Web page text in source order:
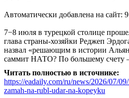
Автоматически добавлена на сайт:
7−8 июля в турецкой столице
глава страны-хозяйки Реджеп
назвал «решающим в истории
саммит НАТО? По большему счету
Читать полностью в источнике:
https://eadaily.com/ru/news/2026/07/
zamah-na-rubl-udar-na-kopeyku